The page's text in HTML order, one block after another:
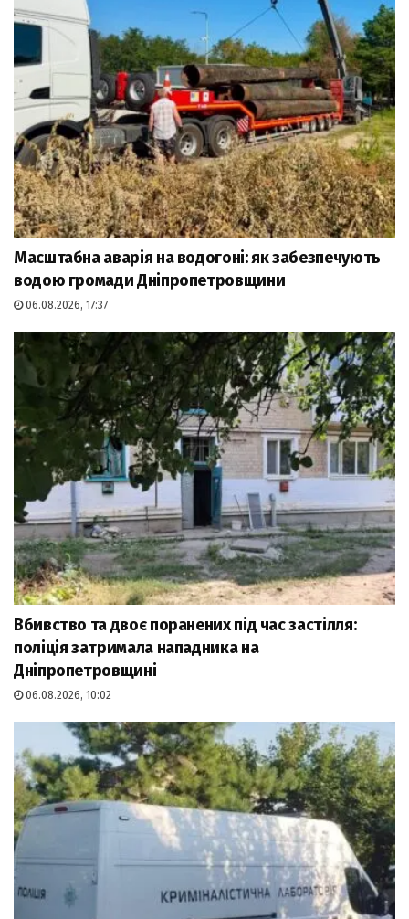
Масштабна аварія на водогоні: як забезпечують
водою громади Дніпропетровщини
06.08.2026, 17:37
Вбивство та двоє поранених під час застілля:
поліція затримала нападника на
Дніпропетровщині
06.08.2026, 10:02